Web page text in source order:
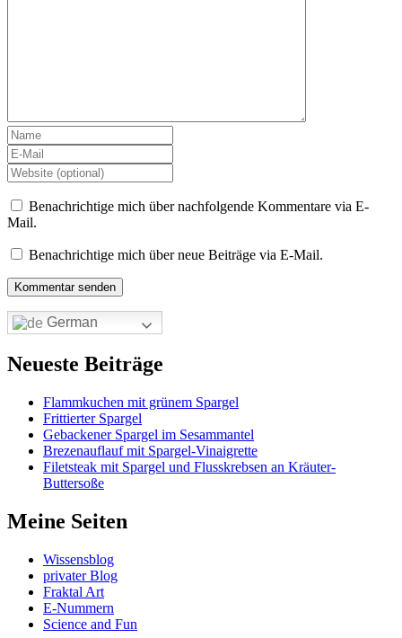
Benachrichtige mich über nachfolgende Kommentare via E-
Mail.
Benachrichtige mich über neue Beiträge via E-Mail.
German
Neueste Beiträge
Flammkuchen mit grünem Spargel
Frittierter Spargel
Gebackener Spargel im Sesammantel
Brezenauflauf mit Spargel-Vinaigrette
Filetsteak mit Spargel und Flusskrebsen an Kräuter-
Buttersoße
Meine Seiten
Wissensblog
privater Blog
Fraktal Art
E-Nummern
Science and Fun